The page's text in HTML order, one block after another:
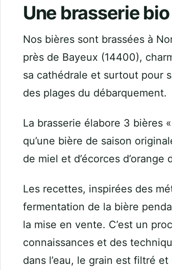
Une brasserie
Nos bières sont brassées à
près de Bayeux (14400),
sa cathédrale et surtout pour
des plages du débarquement.
La brasserie élabore 3 bières
qu’une bière de saison
de miel et d’écorces d’orange
Les recettes, inspirées des
fermentation de la bière
la mise en vente. C’est un
connaissances et des
dans l’eau, le grain est filtré